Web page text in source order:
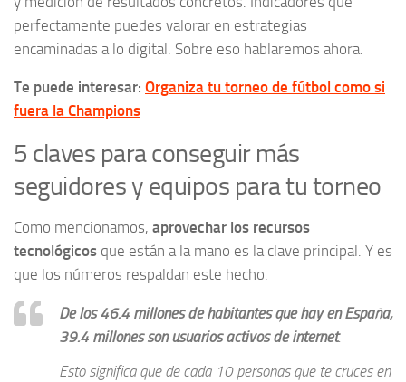
perfectamente puedes valorar en estrategias
encaminadas a lo digital. Sobre eso hablaremos ahora.
Te puede interesar: Organiza tu torneo de fútbol como si
fuera la Champions
5 claves para conseguir más
seguidores y equipos para tu torneo
Como mencionamos, aprovechar los recursos
tecnológicos que están a la mano es la clave principal. Y es
que los números respaldan este hecho.
De los 46.4 millones de habitantes que hay en España,
39.4 millones son usuarios activos de internet.
Esto significa que de cada 10 personas que te cruces en